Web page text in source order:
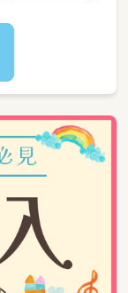
使用する道具の
関する簡単な記